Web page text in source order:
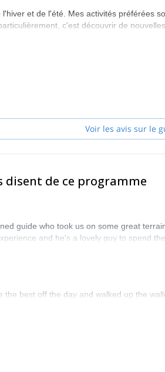
et de l'été. Mes activités préférées
c'est découvrir de
d'entraînement en fonction de vos
vous voir bientôt dans l'un de mes
Voir les avis sur le
disent de ce programme
guide who took us on some great
and he's a lovely guy to spend
the best off the day and walked up the